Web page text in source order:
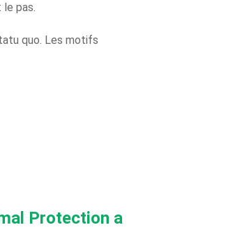
pas.
quo. Les motifs
Protection a